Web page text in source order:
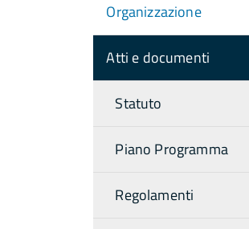
Organizzazione
Atti e documenti
Statuto
Piano Programma
Regolamenti